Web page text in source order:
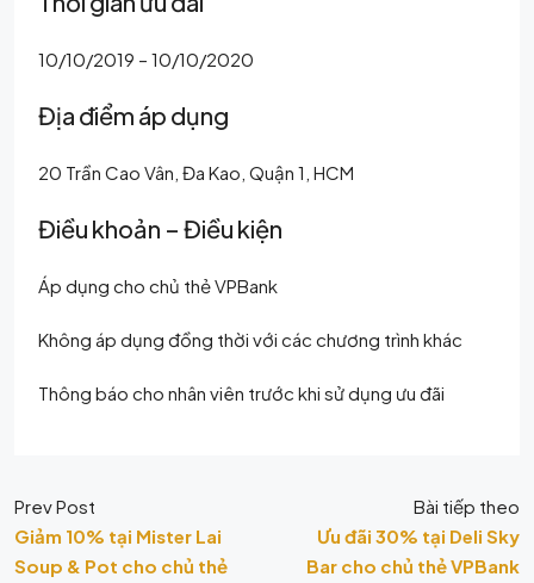
10/10/2019 – 10/10/2020
Địa điểm áp dụng
20 Trần Cao Vân, Đa Kao, Quận 1, HCM
Điều khoản – Điều kiện
Áp dụng cho chủ thẻ VPBank
Không áp dụng đồng thời với các chương trình khác
Thông báo cho nhân viên trước khi sử dụng ưu đãi
Prev Post
Giảm 10% tại Mister Lai
Soup & Pot cho chủ thẻ
Bài tiếp theo
Ưu đãi 30% tại Deli Sky
Bar cho chủ thẻ VPBank